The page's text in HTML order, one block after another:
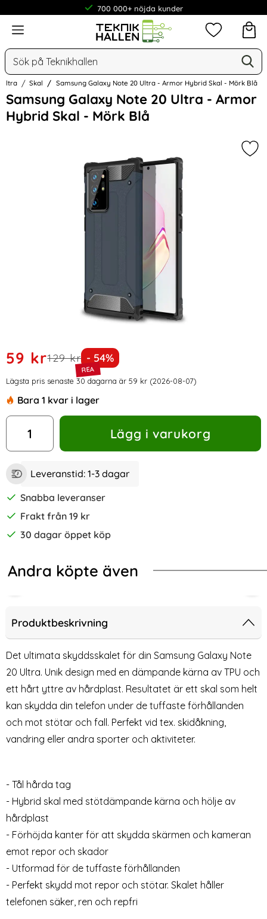
700 000+ nöjda kunder
Meny
Sök
Mina
Ultra Skal Samsung Galaxy Note 20 Ultra - Armor Hybrid Skal - Mörk Blå
Samsung Galaxy Note 20 Ultra - Armor
Hybrid Skal - Mörk Blå
Hoppa
över
Bilder
Handla denna produkt Samsung Galaxy Note 20 Ultra -
rea pris
59 krtidigare pris
129 kr Priset är nedsatt med
- 54%
Prishistorik
Lägsta pris senaste 30 dagarna är 59 kr (2026-08-07)
Bara 1 kvar i lager
antal
Lägg i varukorg
Leveranstid: 1-3 dagar
Snabba leveranser
Frakt från 19 kr
30 dagar öppet köp
Andra köpte även
TPU Skal
Skal Kortfack Svart
Samsung Galaxy Note 20 Ultra Skal Kortfack Svart
Blå
Art. nr 10393
rea pris
129 kr
Snart slutsåld!
Köp
Galaxy Note 20 Ultra - Kolfiber Textur Skal - Blå
Samsung Galaxy Note 20 Ultra -
rea pris
49 kr tidigare pris
149 kr
2-Pack Samsung Galaxy A10 -
2-
Produktbeskrivning
Det ultimata skyddsskalet för din Samsung Galaxy Note
20 Ultra. Unik design med en dämpande kärna av TPU och
ett hårt yttre av hårdplast. Resultatet är ett skal som helt
kan skydda din telefon under de tuffaste förhållanden
och mot stötar och fall. Perfekt vid tex. skidåkning,
vandring eller andra sporter och aktiviteter.
- Tål hårda tag
- Hybrid skal med stötdämpande kärna och hölje av
hårdplast
- Förhöjda kanter för att skydda skärmen och kameran
emot repor och skador
- Utformad för de tuffaste förhållanden
- Perfekt skydd mot repor och stötar. Skalet håller
telefonen säker, ren och repfri